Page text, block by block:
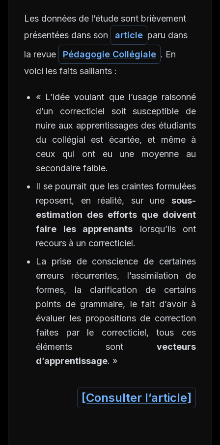
Les données de l’étude sont brièvement
présentées dans son
article paru dans
la revue
Pédagogie Collégiale . En
voici les faits saillants :
« L’idée voulant que l’usage raisonné
d’un correcticiel soit susceptible de
nuire aux apprentissages des étudiants
du collégial est écartée, et même à
ceux qui ont eu une moyenne au
secondaire faible.
Il se pourrait que les craintes formulées
reposent, en réalité, sur une sous-
estimation des efforts que doivent
faire les apprenants lorsqu’ils ont
recours à un correcticiel.
La prise de conscience de certaines
erreurs récurrentes, l’assimilation de
formes, la clarification de certains
points de grammaire, le fait d’avoir à
évaluer les propositions de correction
faites par le correcticiel, tous ces
éléments sont vecteurs
d’apprentissage. »
[Consulter l’article]